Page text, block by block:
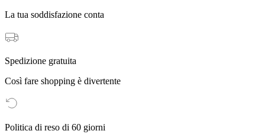
La tua soddisfazione conta
Spedizione gratuita
Così fare shopping è divertente
Politica di reso di 60 giorni